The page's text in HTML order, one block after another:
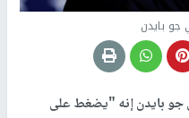
جو بايدن
جو بايدن إنه "يضغط على